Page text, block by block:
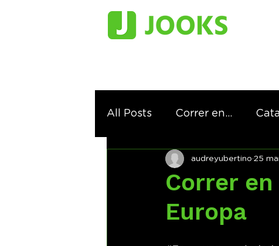
All Posts Correr en...
Correr siguiendo los pasos
Correr
Europa
audreyubertino 25